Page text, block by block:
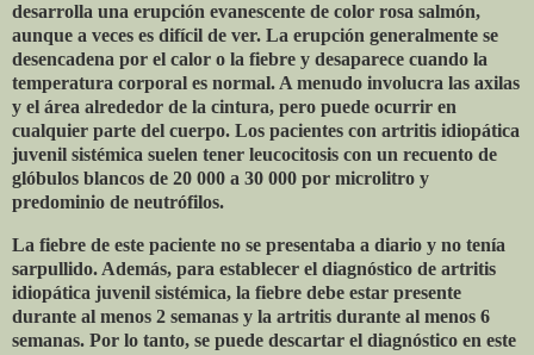
desarrolla una erupción evanescente de color rosa salmón,
aunque a veces es difícil de ver. La erupción generalmente se
desencadena por el calor o la fiebre y desaparece cuando la
temperatura corporal es normal. A menudo involucra las axilas
y el área alrededor de la cintura, pero puede ocurrir en
cualquier parte del cuerpo. Los pacientes con artritis idiopática
juvenil sistémica suelen tener leucocitosis con un recuento de
glóbulos blancos de 20 000 a 30 000 por microlitro y
predominio de neutrófilos.
La fiebre de este paciente no se presentaba a diario y no tenía
sarpullido. Además, para establecer el diagnóstico de artritis
idiopática juvenil sistémica, la fiebre debe estar presente
durante al menos 2 semanas y la artritis durante al menos 6
semanas. Por lo tanto, se puede descartar el diagnóstico en este